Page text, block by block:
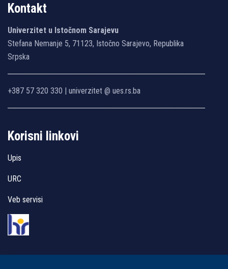
Kontakt
Univerzitet u Istočnom Sarajevu
Stefana Nemanje 5, 71123, Istočno Sarajevo, Republika
Srpska
+387 57 320 330 | univerzitet @ ues.rs.ba
Korisni linkovi
Upis
URC
Veb servisi